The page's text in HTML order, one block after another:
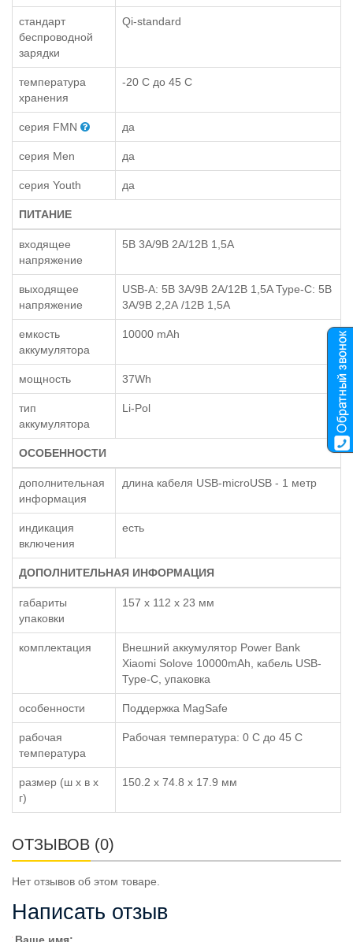
стандарт
беспроводной
зарядки
Qi-standard
температура
хранения
-20 С до 45 С
серия FMN да
серия Men да
серия Youth да
ПИТАНИЕ
входящее
напряжение
5В 3A/9В 2А/12В 1,5A
выходящее
напряжение
USB-А: 5В 3A/9В 2A/12В 1,5A Type-С: 5В
3A/9В 2,2А /12В 1,5A
емкость
аккумулятора
10000 mAh
мощность 37Wh
тип
аккумулятора
Li-Pol
ОСОБЕННОСТИ
дополнительная
информация
длина кабеля USB-microUSB - 1 метр
индикация
включения
есть
ДОПОЛНИТЕЛЬНАЯ ИНФОРМАЦИЯ
габариты
упаковки
157 x 112 x 23 мм
комплектация
Внешний аккумулятор Power Bank
Xiaomi Solove 10000mAh, кабель USB-
Type-C, упаковка
особенности Поддержка MagSafe
рабочая
температура
Рабочая температура: 0 С до 45 С
размер (ш x в x
г)
150.2 x 74.8 x 17.9 мм
ОТЗЫВОВ (0)
Нет отзывов об этом товаре.
Написать отзыв